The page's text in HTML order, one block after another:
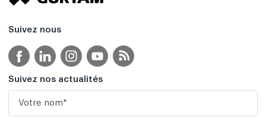
Suivez nous
Suivez nos actualités